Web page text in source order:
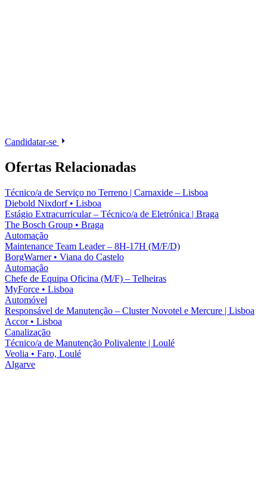
Candidatar-se
Ofertas Relacionadas
Técnico/a de Serviço no Terreno | Carnaxide – Lisboa
Diebold Nixdorf • Lisboa
Estágio Extracurricular – Técnico/a de Eletrónica | Braga
The Bosch Group • Braga
Automação
Maintenance Team Leader – 8H-17H (M/F/D)
BorgWarner • Viana do Castelo
Automação
Chefe de Equipa Oficina (M/F) – Telheiras
MyForce • Lisboa
Automóvel
Responsável de Manutenção – Cluster Novotel e Mercure | Lisboa
Accor • Lisboa
Canalização
Técnico/a de Manutenção Polivalente | Loulé
Veolia • Faro, Loulé
Algarve